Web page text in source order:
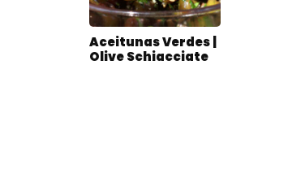
Aceitunas Verdes |
Olive Schiacciate